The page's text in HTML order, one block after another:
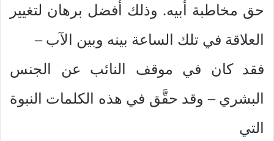
حق مخاطبة أبيه. وذلك أفضل برهان لتغيير
العلاقة في تلك الساعة بينه وبين الآب –
فقد كان في موقف النائب عن الجنس
البشري – وقد حقَّق في هذه الكلمات النبوة
التي